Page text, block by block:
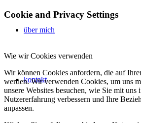
über mich
kontakt
Cookie and Privacy Settings
Wie wir Cookies verwenden
Wir können Cookies anfordern, die auf
werden. Wir verwenden Cookies, um uns
unsere Websites besuchen, wie Sie mit uns
Nutzererfahrung verbessern und Ihre
anpassen.